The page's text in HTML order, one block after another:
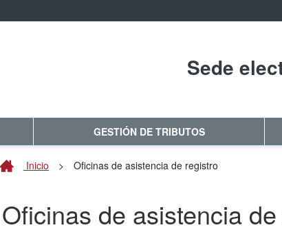
Sede
GESTIÓN DE TRIBUTOS
Inicio > Oficinas de asistencia de registro
Oficinas de asistencia